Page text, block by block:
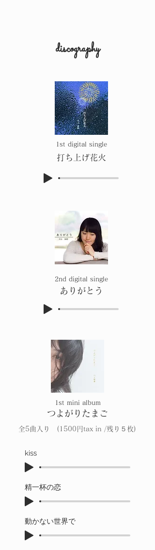
discography
​1st digital single
​打ち上げ花火
​2nd digital single
​ありがとう
​1st mini album
つよがりたまご
全5曲入り (1500円tax in /残り５枚)
kiss
精一杯の恋
動かない世界で